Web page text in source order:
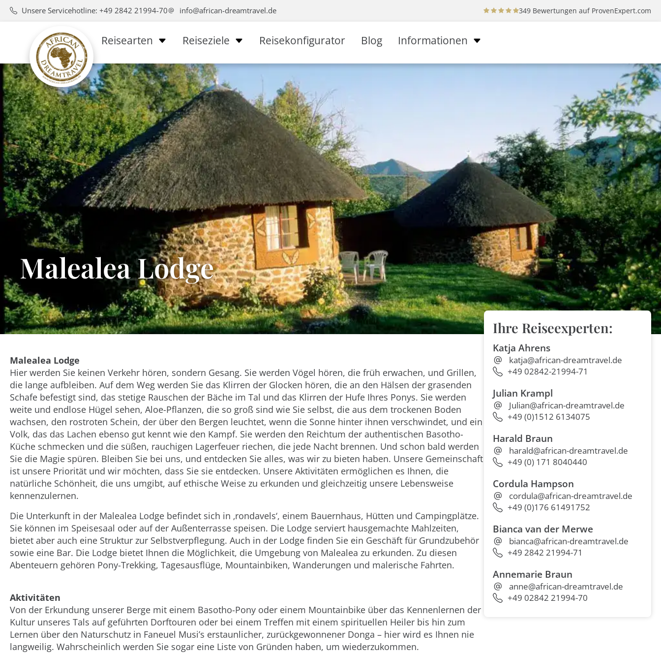
Unsere Servicehotline: +49 2842 21994-70 info@african-dreamtravel.de 349 Bewertungen auf ProvenExpert.com
Reisearten Reiseziele Reisekonfigurator Blog Informationen
Malealea Lodge
Malealea Lodge
Hier werden Sie keinen Verkehr hören, sondern Gesang. Sie werden Vögel hören, die früh erwachen, und Grillen,
die lange aufbleiben. Auf dem Weg werden Sie das Klirren der Glocken hören, die an den Hälsen der grasenden
Schafe befestigt sind, das stetige Rauschen der Bäche im Tal und das Klirren der Hufe Ihres Ponys. Sie werden
weite und endlose Hügel sehen, Aloe-Pflanzen, die so groß sind wie Sie selbst, die aus dem trockenen Boden
wachsen, den rostroten Schein, der über den Bergen leuchtet, wenn die Sonne hinter ihnen verschwindet, und ein
Volk, das das Lachen ebenso gut kennt wie den Kampf. Sie werden den Reichtum der authentischen Basotho-
Küche schmecken und die süßen, rauchigen Lagerfeuer riechen, die jede Nacht brennen. Und schon bald werden
Sie die Magie spüren. Bleiben Sie bei uns, und entdecken Sie alles, was wir zu bieten haben. Unsere Gemeinschaft
ist unsere Priorität und wir möchten, dass Sie sie entdecken. Unsere Aktivitäten ermöglichen es Ihnen, die
natürliche Schönheit, die uns umgibt, auf ethische Weise zu erkunden und gleichzeitig unsere Lebensweise
kennenzulernen.
Die Unterkunft in der Malealea Lodge befindet sich in ‚rondavels‘, einem Bauernhaus, Hütten und Campingplätze.
Sie können im Speisesaal oder auf der Außenterrasse speisen. Die Lodge serviert hausgemachte Mahlzeiten,
bietet aber auch eine Struktur zur Selbstverpflegung. Auch in der Lodge finden Sie ein Geschäft für Grundzubehör
sowie eine Bar. Die Lodge bietet Ihnen die Möglichkeit, die Umgebung von Malealea zu erkunden. Zu diesen
Abenteuern gehören Pony-Trekking, Tagesausflüge, Mountainbiken, Wanderungen und malerische Fahrten.
Aktivitäten
Von der Erkundung unserer Berge mit einem Basotho-Pony oder einem Mountainbike über das Kennenlernen der
Kultur unseres Tals auf geführten Dorftouren oder bei einem Treffen mit einem spirituellen Heiler bis hin zum
Lernen über den Naturschutz in Faneuel Musi’s erstaunlicher, zurückgewonnener Donga – hier wird es Ihnen nie
langweilig. Wahrscheinlich werden Sie sogar eine Liste von Gründen haben, um wiederzukommen.
Ihre Reiseexperten:
Katja Ahrens
katja@african-dreamtravel.de
+49 02842-21994-71
Julian Krampl
Julian@african-dreamtravel.de
+49 (0)1512 6134075
Harald Braun
harald@african-dreamtravel.de
+49 (0) 171 8040440
Cordula Hampson
cordula@african-dreamtravel.de
+49 (0)176 61491752
Bianca van der Merwe
bianca@african-dreamtravel.de
+49 2842 21994-71
Annemarie Braun
anne@african-dreamtravel.de
+49 02842 21994-70